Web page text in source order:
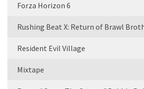
Forza Horizon 6
Rushing Beat X: Return of Brawl
Resident Evil Village
Mixtape